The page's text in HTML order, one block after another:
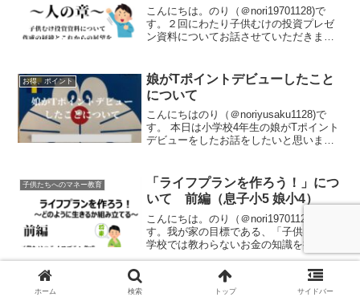
こんにちは。のり（＠nori19701128)で
す。２回にわたり子供むけの投資プレゼ
ン資料についてお話させていただきまし
の投資プレゼンを行うことになったの
か、そのきっか...
お得、ポイント
娘がTポイントデビューしたこと
について
こんにちはのり（＠noriyusaku1128)で
す。 本日は小学校4年生の娘がTポイント
デビューをしたお話をしたいと思いま
についてもお金と同じように積極的に経
験しても...
子供たちへのマネー教育
「ライフプランを作ろう！」につ
いて 前編（息子小5 娘小4）
こんにちは。のり（＠nori19701128)で
す。我が家の目標である、「子供たちに
学校では教わらないお金の知識を持たせ
て社会に送り出す」に向けてこれまで2
回 子供たちへお金の講義を開催しまし
た。2020年6月 「投資をしよう！」
ホーム 検索 トップ サイドバー